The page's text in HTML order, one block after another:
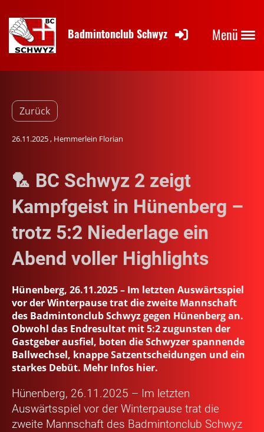
Menü
Badmintonclub Schwyz
Zurück
26.11.2025, Hemmerlein Florian
🏸 BC Schwyz 2 zeigt
Kampfgeist in Hünenberg –
trotz 5:2 Niederlage ein
Abend voller Highlights
Hünenberg, 26.11.2025 – Im letzten Auswärtsspiel
vor der Winterpause trat die zweite Mannschaft
des Badmintonclub Schwyz gegen Hünenberg an.
Obwohl das Endresultat mit 5:2 zugunsten der
Gastgeber ausfiel, boten die Schwyzer spannende
Ballwechsel, knappe Satzentscheidungen und ein
starkes Debüt. Mehr Infos hier.
Hünenberg, 26.11.2025 – Im letzten
Auswärtsspiel vor der Winterpause trat die
zweite Mannschaft des Badmintonclub Schwyz